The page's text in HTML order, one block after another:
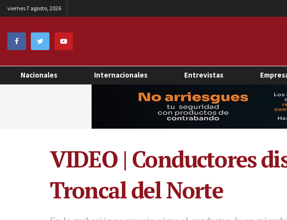
viernes 7 agosto, 2026
Nacionales Internacionales Entrevistas
VIDEO | Conductores
Troncal del Norte